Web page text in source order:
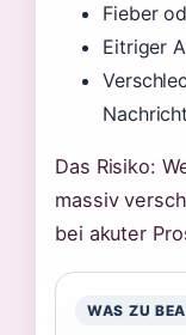
Fieber
Eitriger
Das Risiko:
massiv
bei akuter
WAS ZU